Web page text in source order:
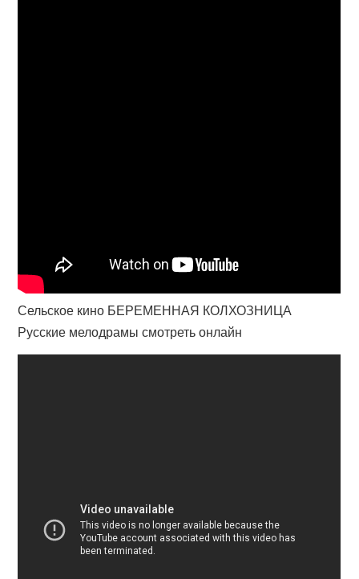
Сельское кино БЕРЕМЕННАЯ КОЛХОЗНИЦА
Русские мелодрамы смотреть онлайн